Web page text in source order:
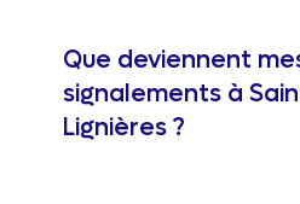
Que deviennent
signalements à
Lignières ?